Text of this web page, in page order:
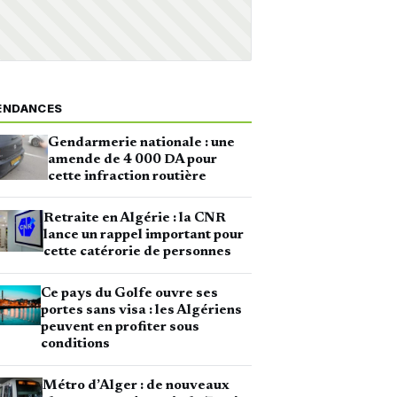
Gendarmerie nationale : une
amende de 4 000 DA pour
cette infraction routière
Retraite en Algérie : la CNR
lance un rappel important pour
cette catérorie de personnes
Ce pays du Golfe ouvre ses
portes sans visa : les Algériens
peuvent en profiter sous
conditions
Métro d’Alger : de nouveaux